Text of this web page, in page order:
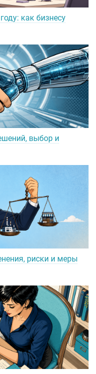
как бизнесу
выбор и
риски и меры